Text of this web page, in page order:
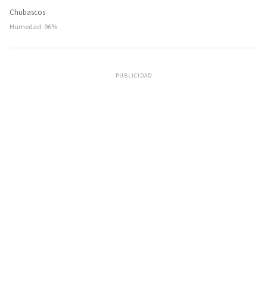
Chubascos
Humedad: 96%
PUBLICIDAD